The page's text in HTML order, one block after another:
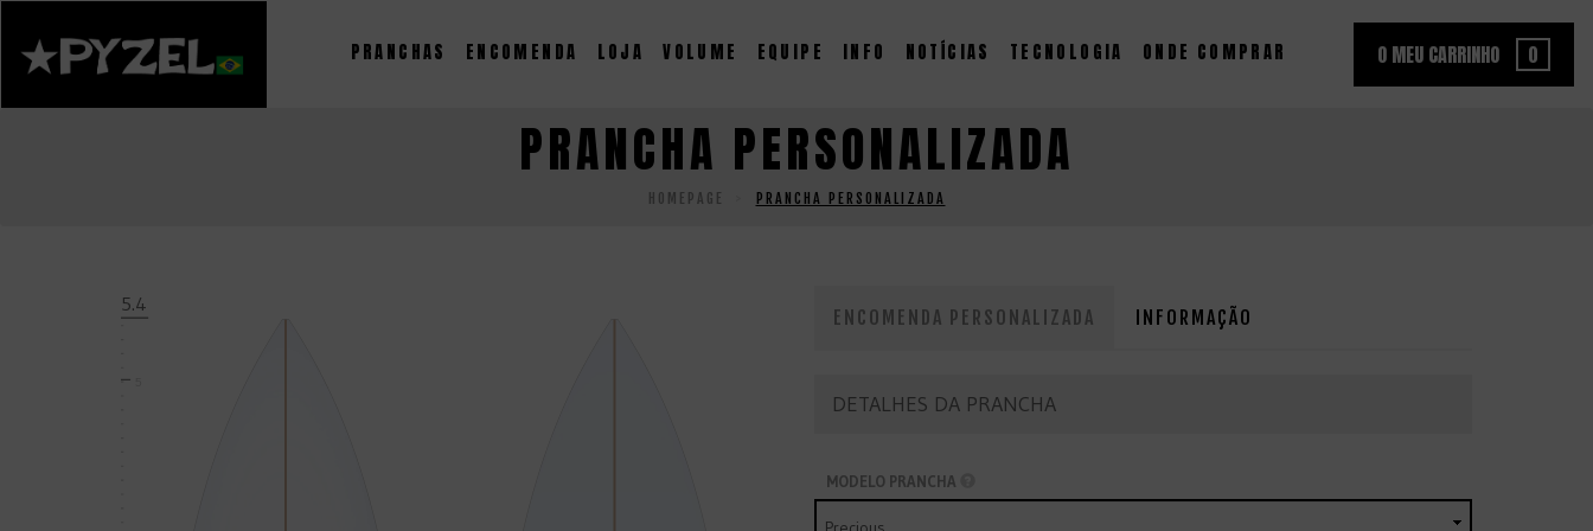
PRANCHAS ENCOMENDA LOJA VOLUME EQUIPE INFO NOTÍCIAS TECNOLOGIA ONDE COMPRAR O MEU CARRINHO 0
PRANCHA PERSONALIZADA
HOMEPAGE PRANCHA PERSONALIZADA
5.4
ENCOMENDA PERSONALIZADA INFORMAÇÃO
DETALHES DA PRANCHA
MODELO PRANCHA